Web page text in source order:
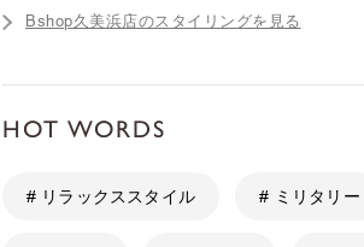
Bshop久美浜店のスタイリングを見る
HOT WORDS
# リラックススタイル # ミリタリー